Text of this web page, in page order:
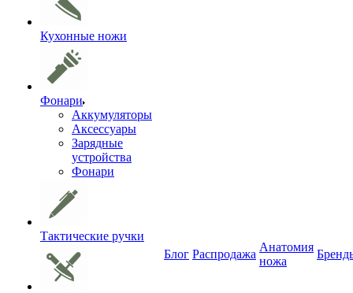
Кухонные ножи
Фонари
Аккумуляторы
Аксессуары
Зарядные
устройства
Фонари
Тактические ручки
Блог Распродажа
Анатомия
ножа